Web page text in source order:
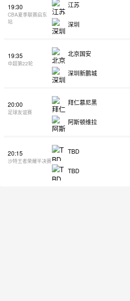
19:30
CBA夏季联赛启东
站
江苏
深圳
19:35
中超第22轮
北京国安
深圳新鹏城
20:00
足球友谊赛
拜仁慕尼黑
阿斯顿维拉
20:15
沙特王者荣耀半决赛
TBD
TBD